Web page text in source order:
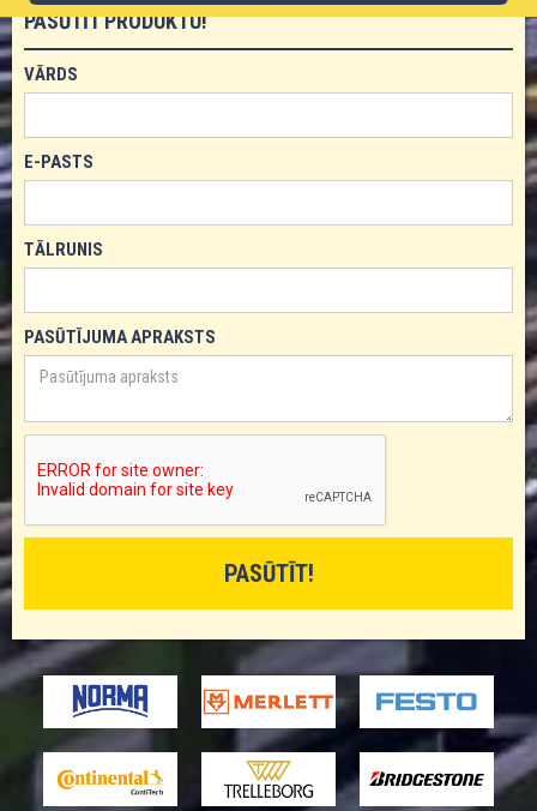
PASŪTĪT PRODUKTU!
VĀRDS
E-PASTS
TĀLRUNIS
PASŪTĪJUMA APRAKSTS